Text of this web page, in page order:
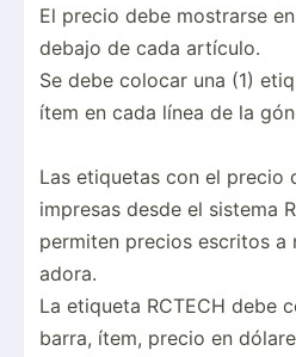
El precio debe mostrarse
debajo de cada artículo.
Se debe colocar una (1)
ítem en cada línea de la
Las etiquetas con el precio
impresas desde el sistema
permiten precios escritos
adora.
La etiqueta RCTECH debe
barra, ítem, precio en